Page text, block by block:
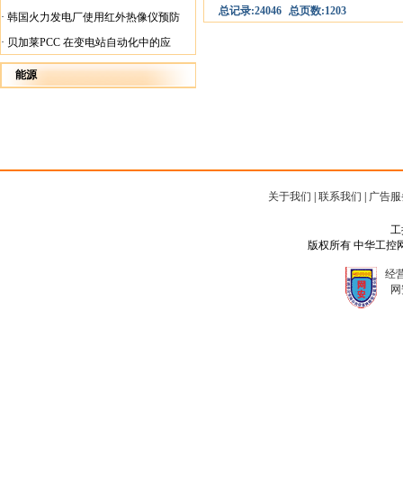
决方案
· 韩国火力发电厂使用红外热像仪预防
火灾
· 贝加莱PCC 在变电站自动化中的应
用
能源
总记录:24046 总页数:1203
关于我们 联系我们 广告
工
版权所有 中华工控
经